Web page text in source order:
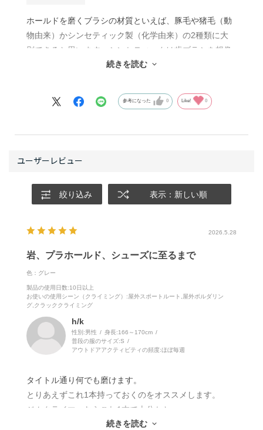
絞り込み 表示：新しい順
2026.5.28
岩、プラホールド、シューズに至るまで
色：グレー
製品の使用日数:10日以上
お使いの使用シーン（クライミング） :屋外スポートルート,屋外ボルダリン
グ,クラッククライミング
h/k
性別:男性 身長:166～170cm
普段の服のサイズ:S
アウトドアアクティビティの頻度:ほぼ毎週
タイトル通り何でも磨けます。
とりあえずこれ1本持っておくのをオススメします。
ジムクライマーならこれ1本で十分かと。
ただし、岩場ではこちらのシンセティック物では無く、
続きを読む
ホールドを磨くブラシの材質といえば、豚毛や猪毛（動
物由来）かシンセティック製（化学由来）の2種類に大
別できると思います。シンセティックは歯ブラシを想像
してもらうと分かりやすいかと思います。
形状が同じで材質が異なる２つのブラシ、ビーガンボル
ダリングブラシ（シンセティック製）とレイザーバック
私の感想としては、シンセティックのほうが、ブラシの
るぶんシンセティックのほうがコスパが良いということ
になります。一方、ホールドの掻き出し力は猪毛のほう
が良いように感じました。特に、複雑な形状や細かい溝
ィックはコシが強すぎて、毛先が奥に溜まったチョーク
両者をどう使い分けたら良いか考えてみました。
・チョークの掻き出し力をあまり気にしない人→コスパ
・掻き出し力を重視する人→レイザーバックボアヘアブ
ラシ
→ジムのホールドは実際の岩場のホールドよりも形状や
表面のざらつき具合などが単純なことが多いため、シン
続きを読む
参考になった 0 Like! 0